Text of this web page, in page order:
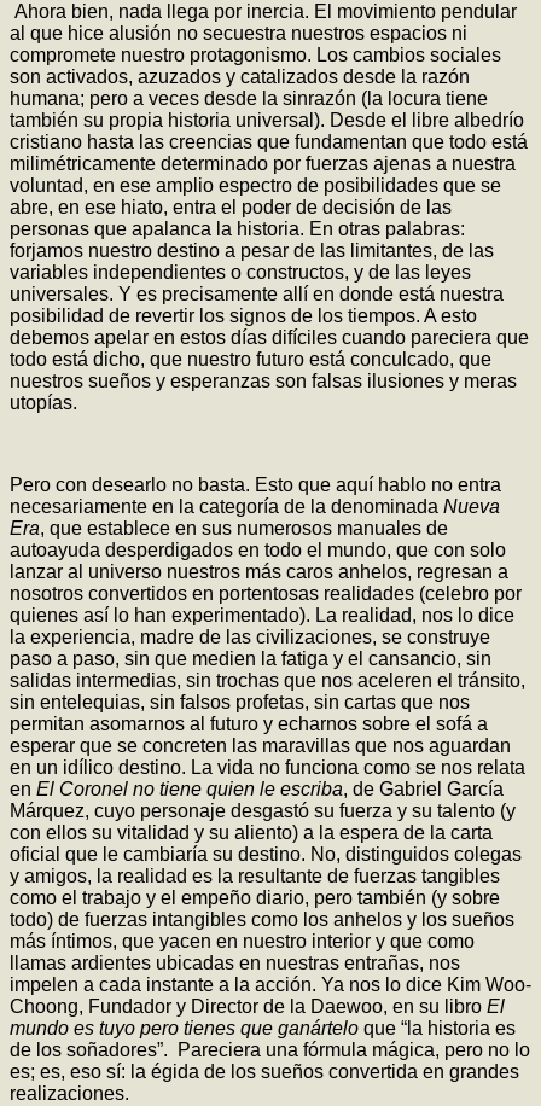
Ahora bien, nada llega por inercia. El movimiento pendular
al que hice alusión no secuestra nuestros espacios ni
compromete nuestro protagonismo. Los cambios sociales
son activados, azuzados y catalizados desde la razón
humana; pero a veces desde la sinrazón (la locura tiene
también su propia historia universal). Desde el libre albedrío
cristiano hasta las creencias que fundamentan que todo está
milimétricamente determinado por fuerzas ajenas a nuestra
voluntad, en ese amplio espectro de posibilidades que se
abre, en ese hiato, entra el poder de decisión de las
personas que apalanca la historia. En otras palabras:
forjamos nuestro destino a pesar de las limitantes, de las
variables independientes o constructos, y de las leyes
universales. Y es precisamente allí en donde está nuestra
posibilidad de revertir los signos de los tiempos. A esto
debemos apelar en estos días difíciles cuando pareciera que
todo está dicho, que nuestro futuro está conculcado, que
nuestros sueños y esperanzas son falsas ilusiones y meras
utopías.
Pero con desearlo no basta. Esto que aquí hablo no entra
necesariamente en la categoría de la denominada Nueva
Era, que establece en sus numerosos manuales de
autoayuda desperdigados en todo el mundo, que con solo
lanzar al universo nuestros más caros anhelos, regresan a
nosotros convertidos en portentosas realidades (celebro por
quienes así lo han experimentado). La realidad, nos lo dice
la experiencia, madre de las civilizaciones, se construye
paso a paso, sin que medien la fatiga y el cansancio, sin
salidas intermedias, sin trochas que nos aceleren el tránsito,
sin entelequias, sin falsos profetas, sin cartas que nos
permitan asomarnos al futuro y echarnos sobre el sofá a
esperar que se concreten las maravillas que nos aguardan
en un idílico destino. La vida no funciona como se nos relata
en El Coronel no tiene quien le escriba, de Gabriel García
Márquez, cuyo personaje desgastó su fuerza y su talento (y
con ellos su vitalidad y su aliento) a la espera de la carta
oficial que le cambiaría su destino. No, distinguidos colegas
y amigos, la realidad es la resultante de fuerzas tangibles
como el trabajo y el empeño diario, pero también (y sobre
todo) de fuerzas intangibles como los anhelos y los sueños
más íntimos, que yacen en nuestro interior y que como
llamas ardientes ubicadas en nuestras entrañas, nos
impelen a cada instante a la acción. Ya nos lo dice Kim Woo-
Choong, Fundador y Director de la Daewoo, en su libro El
mundo es tuyo pero tienes que ganártelo que “la historia es
de los soñadores”. Pareciera una fórmula mágica, pero no lo
es; es, eso sí: la égida de los sueños convertida en grandes
realizaciones.